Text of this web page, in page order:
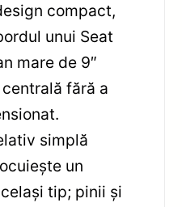
compact,
unui Seat
mare de 9″
fără a
simplă
un
tip; pinii și